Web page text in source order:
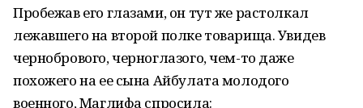
Пробежав его глазами, он тут же рас­толкал
лежавшего на второй полке товарища. Увидев
черно­брового, черноглазого, чем-то даже
похожего на ее сына Айбулата молодого
военного, Маглифа спросила: